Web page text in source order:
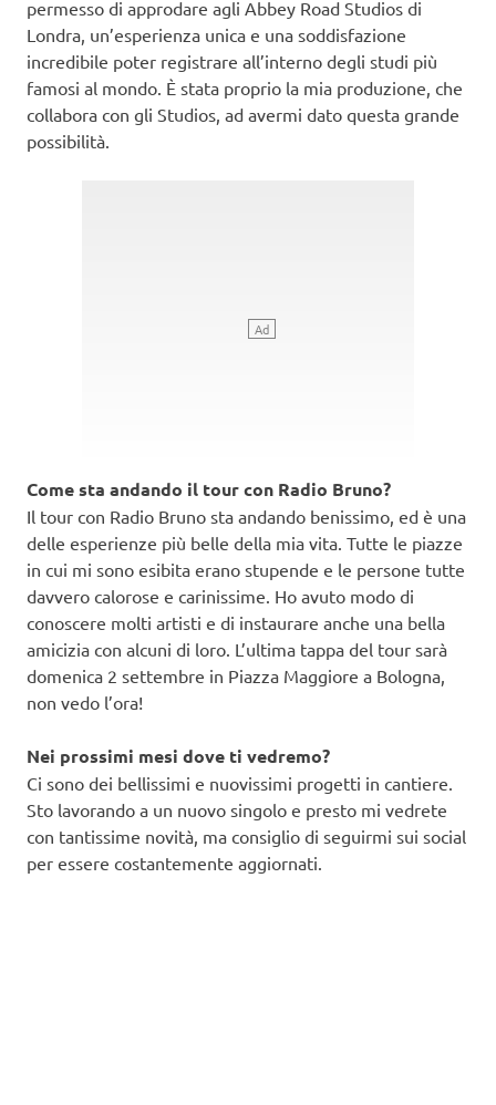
permesso di approdare agli Abbey Road Studios di
Londra, un’esperienza unica e una soddisfazione
incredibile poter registrare all’interno degli studi più
famosi al mondo. È stata proprio la mia produzione, che
collabora con gli Studios, ad avermi dato questa grande
possibilità.
Come sta andando il tour con Radio Bruno?
Il tour con Radio Bruno sta andando benissimo, ed è una
delle esperienze più belle della mia vita. Tutte le piazze
in cui mi sono esibita erano stupende e le persone tutte
davvero calorose e carinissime. Ho avuto modo di
conoscere molti artisti e di instaurare anche una bella
amicizia con alcuni di loro. L’ultima tappa del tour sarà
domenica 2 settembre in Piazza Maggiore a Bologna,
non vedo l’ora!
Nei prossimi mesi dove ti vedremo?
Ci sono dei bellissimi e nuovissimi progetti in cantiere.
Sto lavorando a un nuovo singolo e presto mi vedrete
con tantissime novità, ma consiglio di seguirmi sui social
per essere costantemente aggiornati.